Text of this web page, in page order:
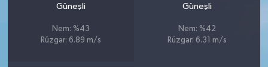
Güneşli
Nem: %43
Rüzgar: 6.89 m/s
Güneşli
Nem: %42
Rüzgar: 6.31 m/s